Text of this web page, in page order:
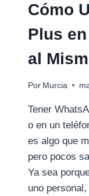
Cómo
Plus
al
Por Murcia
Tener
o en un
es algo que
pero pocos
Ya sea
uno